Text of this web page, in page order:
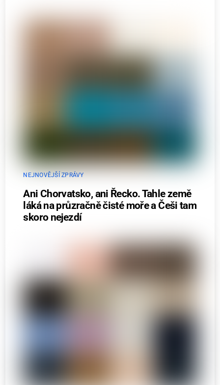
NEJNOVĚJŠÍ ZPRÁVY
Ani Chorvatsko, ani Řecko. Tahle země
láká na průzračně čisté moře a Češi tam
skoro nejezdí